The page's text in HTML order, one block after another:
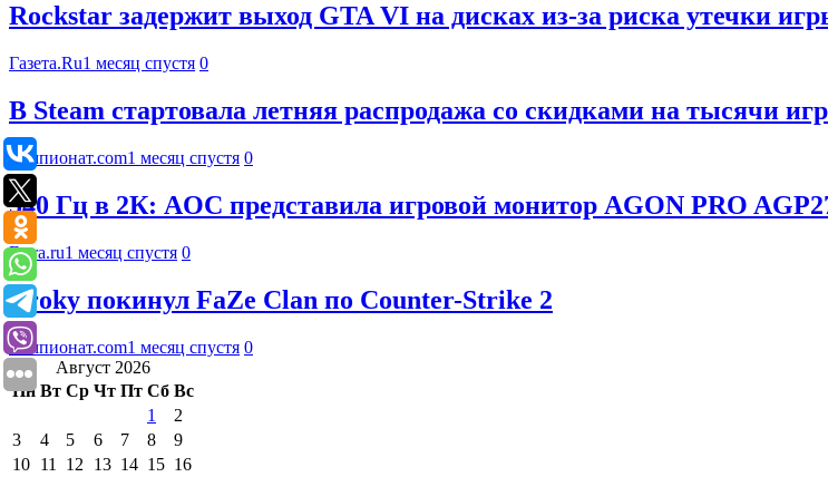
Rockstar задержит выход GTA VI на дисках из-за риска утечки
Газета.Ru1 месяц спустя 0
В Steam стартовала летняя распродажа со скидками на тысячи игр
Чемпионат.com1 месяц спустя 0
540 Гц в 2К: AOC представила игровой монитор AGON PRO
Ferra.ru1 месяц спустя 0
Broky покинул FaZe Clan по Counter-Strike 2
Чемпионат.com1 месяц спустя 0
Август 2026
Пн Вт Ср Чт Пт Сб Вс
1
2
3
4 5 6 7 8
9
10 11 12 13 14 15 16